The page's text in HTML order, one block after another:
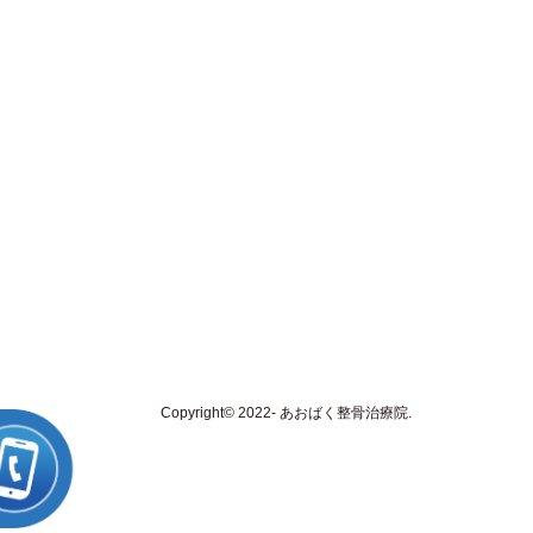
Copyright© 2022- あおばく整骨治療院.